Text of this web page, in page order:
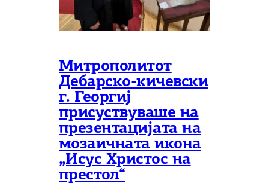
Митрополитот
Дебарско-кичевски
г. Георгиј
присуствуваше на
презентацијата на
мозаичната икона
„Исус Христос на
престол“